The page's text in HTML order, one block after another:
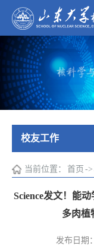
校友工作
当前位置： 首页 ->
Science发文！能
多肉植
发布日期